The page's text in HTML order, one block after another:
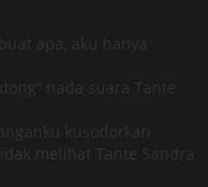
apa, aku hanya
nada suara Tante
kusodorkan
melihat Tante Sandra